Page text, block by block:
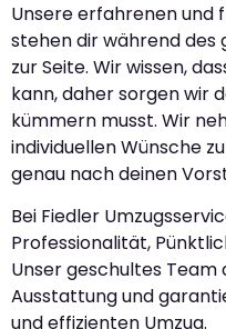
Unsere erfahrenen und
stehen dir während des
zur Seite. Wir wissen,
kann, daher sorgen wir
kümmern musst. Wir
individuellen Wünsche
genau nach deinen
Bei Fiedler
Professionalität,
Unser geschultes
Ausstattung und
und effizienten Umzug.